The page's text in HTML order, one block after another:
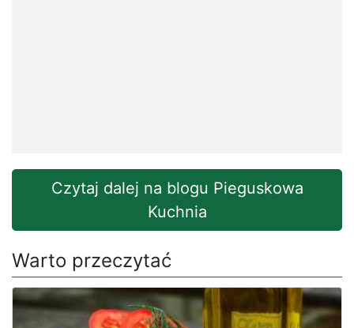
Czytaj dalej na blogu Pieguskowa
Kuchnia
Warto przeczytać